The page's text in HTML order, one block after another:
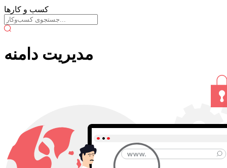
کسب و کارها
مدیریت دامنه